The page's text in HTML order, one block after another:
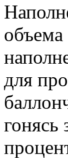
для
гонясь